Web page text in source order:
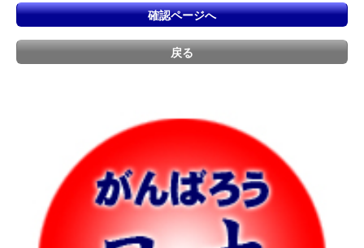
確認ページへ
戻る